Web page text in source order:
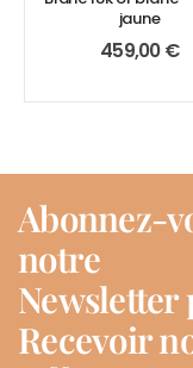
jaune
459,00€
Abonnez-
notre
Newsletter
Recevoir